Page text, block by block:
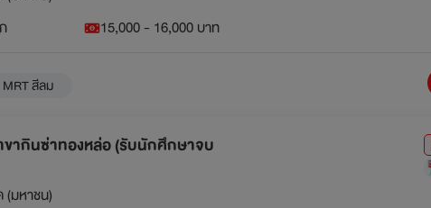
15,000 - 16,000 บาท
MRT สีลม
ากินซ่าทองหล่อ (รับนักศึกษาจบ
(มหาชน)